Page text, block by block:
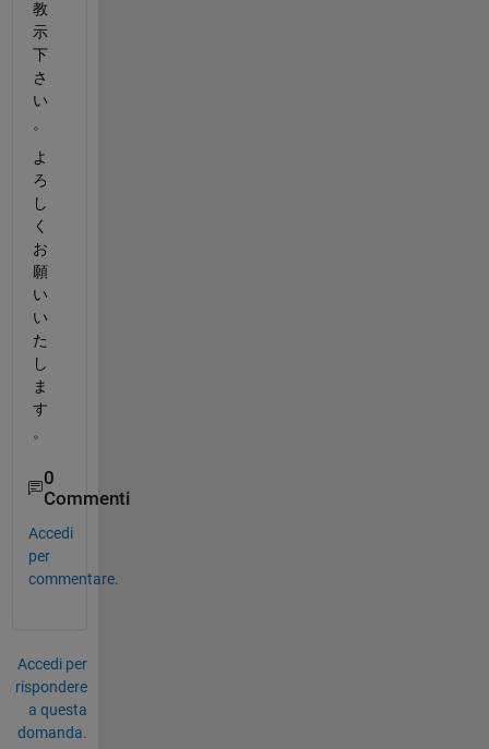
教
示
下
さ
い
。
よ
ろ
し
く
お
願
い
い
た
し
ま
す
。
0
Commenti
Accedi
per
commentare.
Accedi per
rispondere
a questa
domanda.